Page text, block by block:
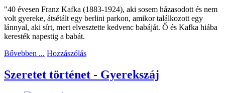
"40 évesen Franz Kafka (1883-1924), aki sosem házasodott és nem
volt gyereke, átsétált egy berlini parkon, amikor találkozott egy
lánnyal, aki sírt, mert elvesztette kedvenc babáját. Ő és Kafka hiába
keresték napestig a babát.
Bővebben ... Hozzászólás
Szeretet történet - Gyerekszáj